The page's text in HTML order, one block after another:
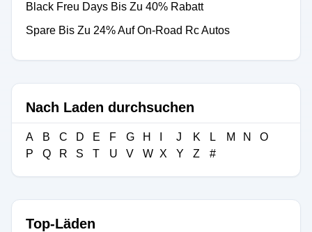
Black Freu Days Bis Zu 40% Rabatt
Spare Bis Zu 24% Auf On-Road Rc Autos
Nach Laden durchsuchen
A B C D E F G H J K L M N
O
P
Q R S T U V W X Y Z #
Top-Läden